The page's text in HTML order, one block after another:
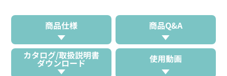
商品仕様 商品Q&A
カタログ/取扱説明書
ダウンロード 使用動画